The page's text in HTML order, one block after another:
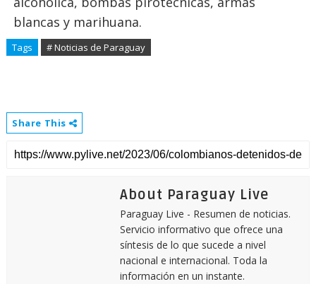
blancas y marihuana.
Tags # Noticias de Paraguay
Share This
About Paraguay Live
Paraguay Live - Resumen de noticias.
Servicio informativo que ofrece una
síntesis de lo que sucede a nivel
nacional e internacional. Toda la
información en un instante.